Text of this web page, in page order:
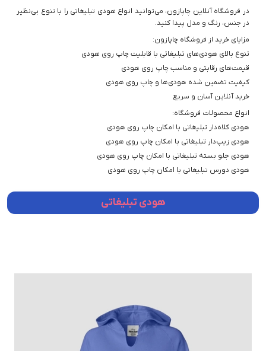
در فروشگاه آنلاین چاپازون، می‌توانید انواع هودی تبلیغاتی را با تنوع بی‌نظیر
در جنس، رنگ و مدل پیدا کنید.
مزایای خرید از فروشگاه چاپازون:
تنوع بالای هودی‌های تبلیغاتی با قابلیت چاپ روی هودی
قیمت‌های رقابتی و مناسب چاپ روی هودی
کیفیت تضمین شده هودی‌ها و چاپ روی هودی
خرید آنلاین آسان و سریع
انواع محصولات فروشگاه:
هودی کلاه‌دار تبلیغاتی با امکان چاپ روی هودی
هودی زیپ‌دار تبلیغاتی با امکان چاپ روی هودی
هودی جلو بسته تبلیغاتی با امکان چاپ روی هودی
هودی دورس تبلیغاتی با امکان چاپ روی هودی
هودی تبلیغاتی